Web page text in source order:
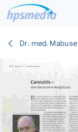
Zum Inhalt springen
Dr. med. Mabuse